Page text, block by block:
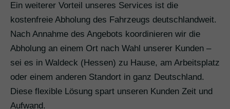
Ein weiterer Vorteil unseres Services ist die
kostenfreie Abholung des Fahrzeugs deutschlandweit.
Nach Annahme des Angebots koordinieren wir die
Abholung an einem Ort nach Wahl unserer Kunden –
sei es in Waldeck (Hessen) zu Hause, am Arbeitsplatz
oder einem anderen Standort in ganz Deutschland.
Diese flexible Lösung spart unseren Kunden Zeit und
Aufwand.